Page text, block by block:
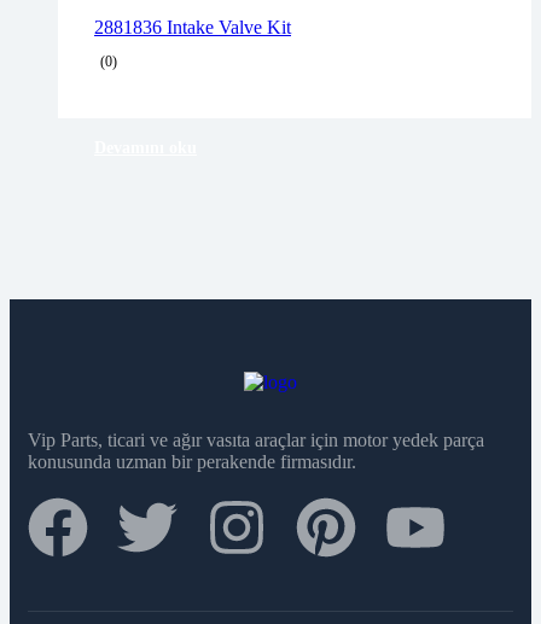
2881836 Intake Valve Kit
(0)
2 years warranty
Delivery time: 1-2 business days
Vip Parts, ticari ve ağır vasıta araçlar için motor yedek parça
konusunda uzman bir perakende firmasıdır.